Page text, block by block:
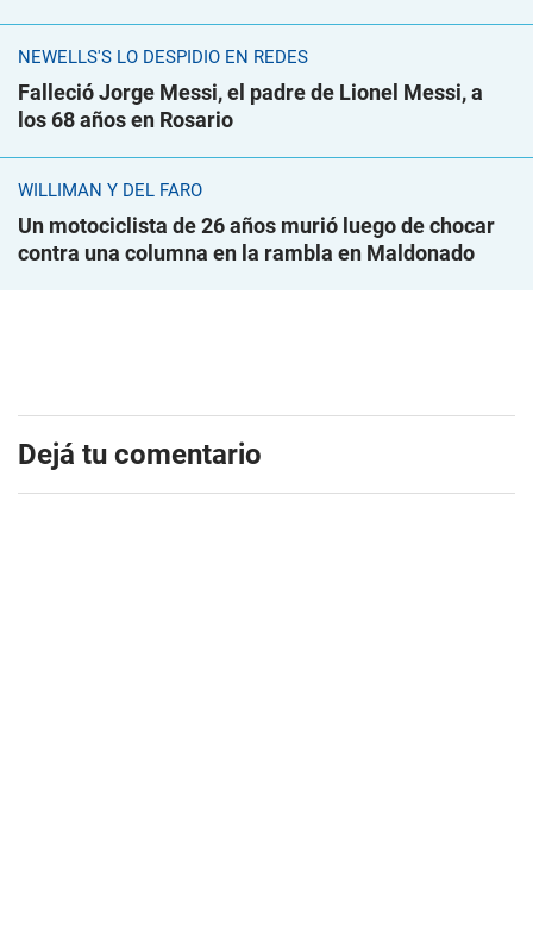
NEWELLS'S LO DESPIDIÓ EN REDES
Falleció Jorge Messi, el padre de Lionel Messi, a
los 68 años en Rosario
WILLIMAN Y DEL FARO
Un motociclista de 26 años murió luego de chocar
contra una columna en la rambla en Maldonado
Dejá tu comentario